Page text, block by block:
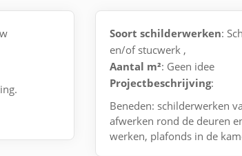
Soort schilderwerken:
en/of stucwerk ,
Aantal m²: Geen idee
Projectbeschrijving:
Beneden: schilderwerken
afwerken rond de deuren
werken, plafonds in de